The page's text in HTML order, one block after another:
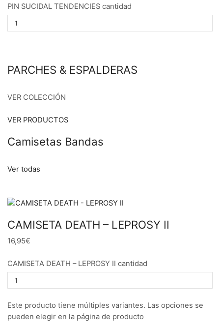
PIN SUCIDAL TENDENCIES cantidad
PARCHES & ESPALDERAS
VER COLECCIÓN
VER PRODUCTOS
Camisetas Bandas
Ver todas
CAMISETA DEATH – LEPROSY II
16,95€
CAMISETA DEATH – LEPROSY II cantidad
Este producto tiene múltiples variantes. Las opciones se
pueden elegir en la página de producto